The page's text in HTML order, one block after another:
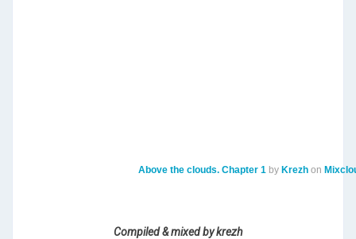
Above the clouds. Chapter 1by Krezhon
Compiled & mixed by krezh